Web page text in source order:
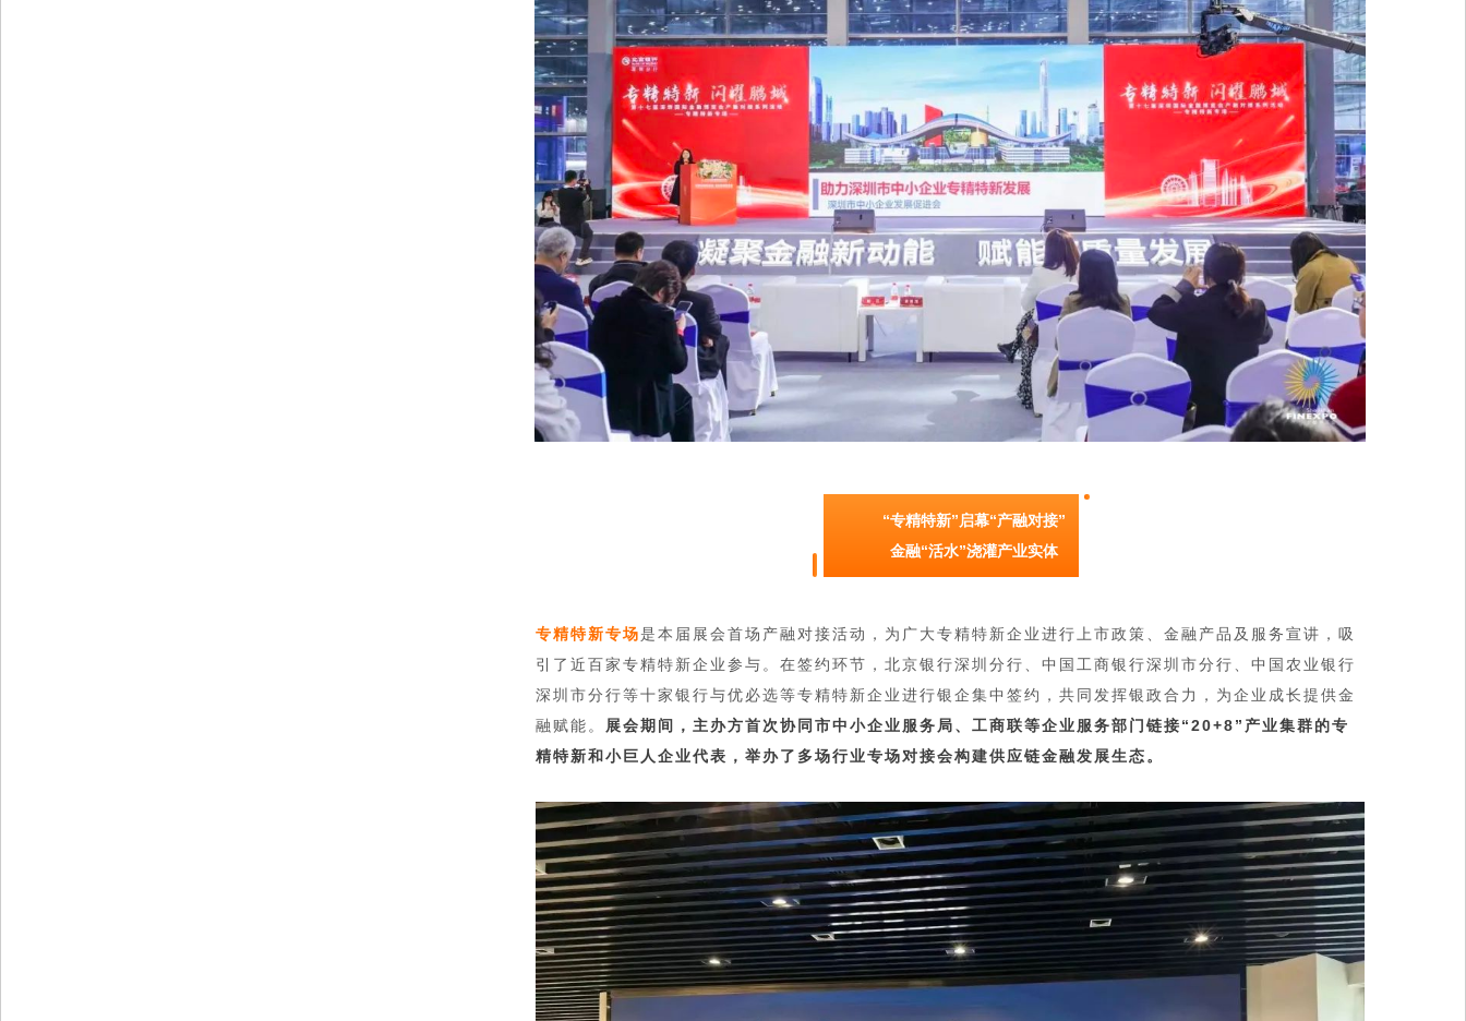
“专精特新”启幕“产融对接”
金融“活水”浇灌产业实体
专精特新专场是本届展会首场产融对接活动，为广大专精特新企业进行上市政策、金融产品及服务宣讲，吸
引了近百家专精特新企业参与。在签约环节，北京银行深圳分行、中国工商银行深圳市分行、中国农业银行
深圳市分行等十家银行与优必选等专精特新企业进行银企集中签约，共同发挥银政合力，为企业成长提供金
融赋能。 展会期间，主办方首次协同市中小企业服务局、工商联等企业服务部门链接“20+8”产业集群的专
精特新和小巨人企业代表，举办了多场行业专场对接会构建供应链金融发展生态。